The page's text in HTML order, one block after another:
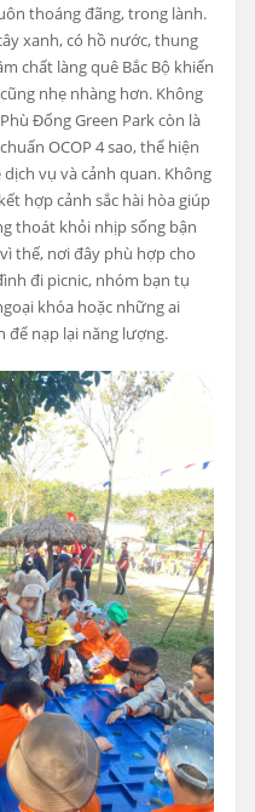
thoáng đãng, trong lành.
xanh, có hồ nước, thung
chất làng quê Bắc Bộ khiến
nhẹ nhàng hơn. Không
Đổng Green Park còn là
OCOP 4 sao, thể hiện
vụ và cảnh quan. Không
hợp cảnh sắc hài hòa giúp
thoát khỏi nhịp sống bận
thế, nơi đây phù hợp cho
đi picnic, nhóm bạn tụ
khóa hoặc những ai
để nạp lại năng lượng.